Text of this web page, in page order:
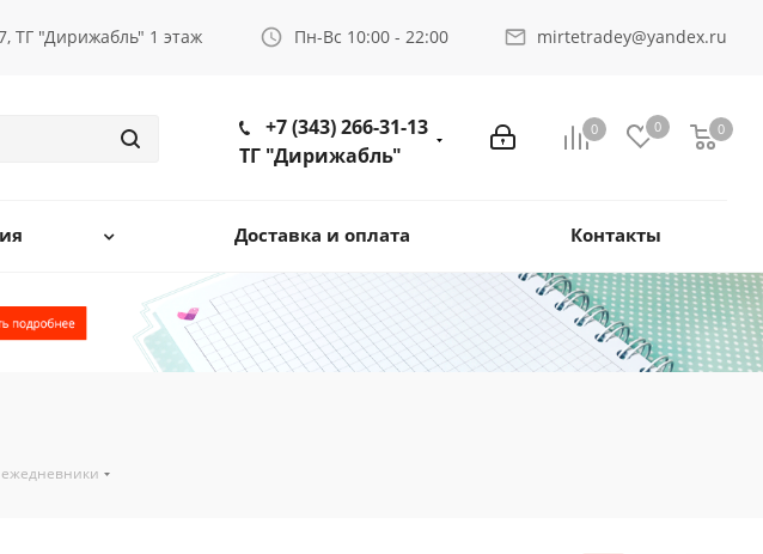
ТГ "Дирижабль" 1 этаж Пн-Вс 10:00 - 22:00 mirtetradey@yandex.ru
0 0 0
+7 (343) 266-31-13
ТГ "Дирижабль"
Доставка и оплата Контакты